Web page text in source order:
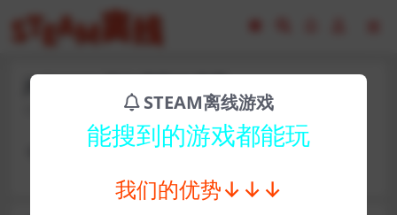
jhf30901-福尔摩斯的遗嘱
14
卡号： bgpc26479 密码：zuobiao23452
STEAM离线游戏
能搜到的游戏都能玩
我们的优势↓↓↓